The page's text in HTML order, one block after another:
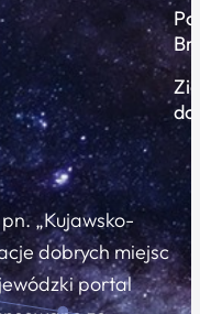
„Kujawsko-
dobrych miejsc
portal